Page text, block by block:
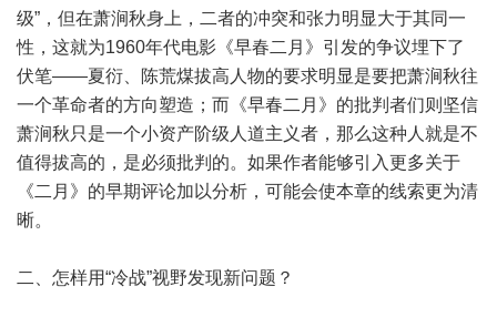
级”，但在萧涧秋身上，二者的冲突和张力明显大于其同一
性，这就为1960年代电影《早春二月》引发的争议埋下了
伏笔——夏衍、陈荒煤拔高人物的要求明显是要把萧涧秋往
一个革命者的方向塑造；而《早春二月》的批判者们则坚信
萧涧秋只是一个小资产阶级人道主义者，那么这种人就是不
值得拔高的，是必须批判的。如果作者能够引入更多关于
《二月》的早期评论加以分析，可能会使本章的线索更为清
晰。
二、怎样用“冷战”视野发现新问题？